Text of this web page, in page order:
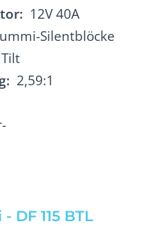
DF 115 BTL
12V 40A
Silentblöcke
2,59:1